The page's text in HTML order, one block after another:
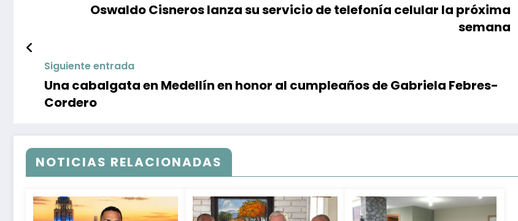
Oswaldo Cisneros lanza su servicio de telefonía celular la próxima
semana
Siguiente entrada
Una cabalgata en Medellín en honor al cumpleaños de Gabriela Febres-
Cordero
NOTICIAS RELACIONADAS